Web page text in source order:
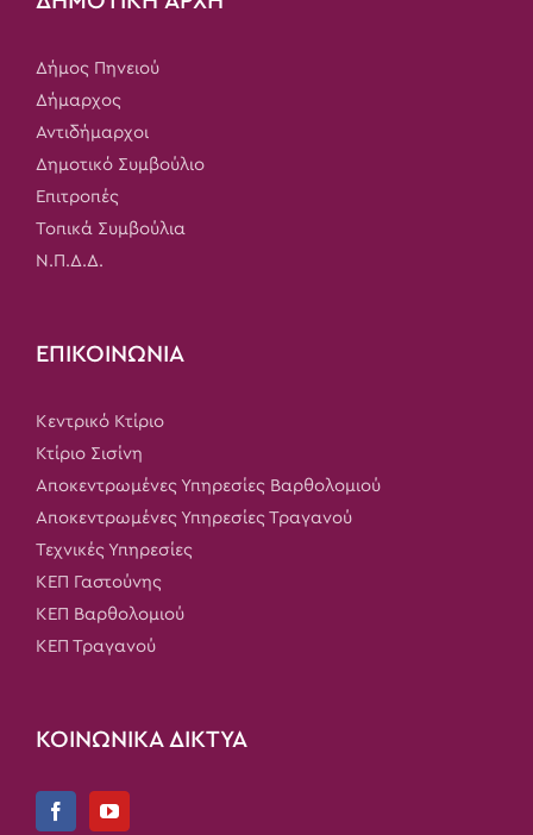
Δήμος Πηνειού
Δήμαρχος
Αντιδήμαρχοι
Δημοτικό Συμβούλιο
Επιτροπές
Τοπικά Συμβούλια
Ν.Π.Δ.Δ.
ΕΠΙΚΟΙΝΩΝΙΑ
Κεντρικό Κτίριο
Κτίριο Σισίνη
Αποκεντρωμένες Υπηρεσίες Βαρθολομιού
Αποκεντρωμένες Υπηρεσίες Τραγανού
Τεχνικές Υπηρεσίες
ΚΕΠ Γαστούνης
ΚΕΠ Βαρθολομιού
ΚΕΠ Τραγανού
ΚΟΙΝΩΝΙΚΑ ΔΙΚΤΥΑ